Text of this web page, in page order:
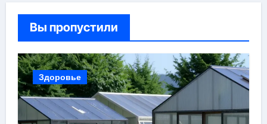
Вы пропустили
Здоровье